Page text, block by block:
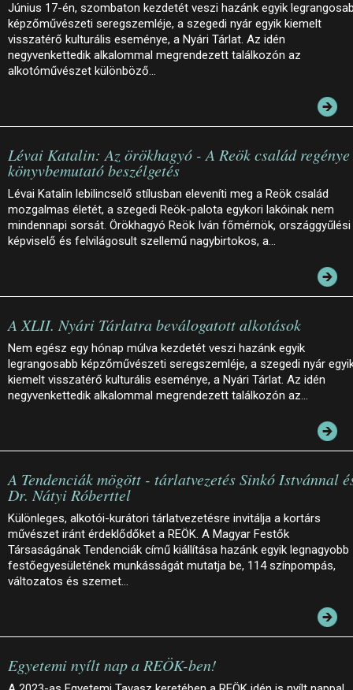
Június 17-én, szombaton kezdetét veszi hazánk egyik
képzőművészeti seregszemléje, a szegedi nyár egyik kiemelt
visszatérő kulturális eseménye, a Nyári Tárlat. Az idén
negyvenkettedik alkalommal megrendezett találkozón az
alkotóművészet különböző…
Lévai Katalin: Az örökhagyó - A Reök család
könyvbemutató beszélgetés
Lévai Katalin lebilincselő stílusban eleveníti meg a Reök család
mozgalmas életét, a szegedi Reök-palota egykori lakóinak nem
mindennapi sorsát. Örökhagyó Reök Iván főmérnök, országgyűlési
képviselő és felvilágosult szellemű nagybirtokos, a…
A XLII. Nyári Tárlatra beválogatott alkotások
Nem egész egy hónap múlva kezdetét veszi hazánk egyik
legrangosabb képzőművészeti seregszemléje, a szegedi nyár
kiemelt visszatérő kulturális eseménye, a Nyári Tárlat. Az idén
negyvenkettedik alkalommal megrendezett találkozón az…
A Tendenciák mögött - tárlatvezetés Sinkó Istvánnal
Dr. Nátyi Róberttel
Különleges, alkotói-kurátori tárlatvezetésre invitálja a kortárs
művészet iránt érdeklődőket a REÖK. A Magyar Festők
Társaságának Tendenciák című kiállítása hazánk egyik legnagyobb
festőegyesületének munkásságát mutatja be, 114 színpompás,
változatos és szemet…
Egyetemi nyílt nap a REÖK-ben!